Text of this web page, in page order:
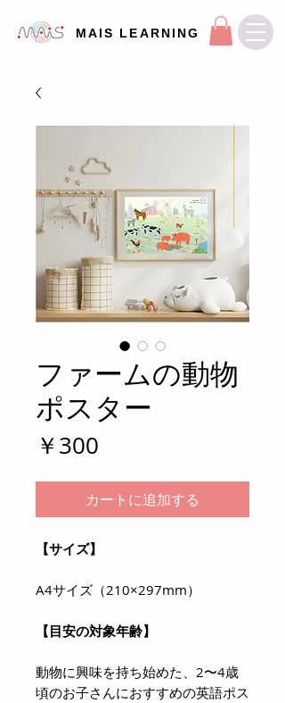
MAIS LEARNING
ファームの動物
ポスター
￥300
格
カートに追加する
【サイズ】
A4サイズ（210×297mm）
【目安の対象年齢】
動物に興味を持ち始めた、2〜4歳
頃のお子さんにおすすめの英語ポス